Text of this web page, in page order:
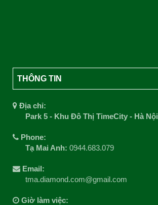
THÔNG TIN
Địa chỉ:
Park 5 - Khu Đô Thị TimeCity - Hà Nội
Phone:
Tạ Mai Anh: 0944.683.079
Email:
tma.diamond.com@gmail.com
Giờ làm việc: